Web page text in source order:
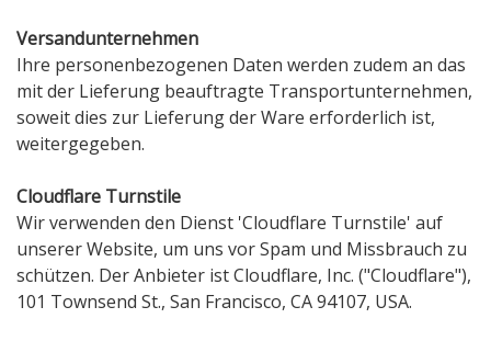
Versandunternehmen
Ihre personenbezogenen Daten werden zudem an das
mit der Lieferung beauftragte Transportunternehmen,
soweit dies zur Lieferung der Ware erforderlich ist,
weitergegeben.
Cloudflare Turnstile
Wir verwenden den Dienst 'Cloudflare Turnstile' auf
unserer Website, um uns vor Spam und Missbrauch zu
schützen. Der Anbieter ist Cloudflare, Inc. ("Cloudflare"),
101 Townsend St., San Francisco, CA 94107, USA.